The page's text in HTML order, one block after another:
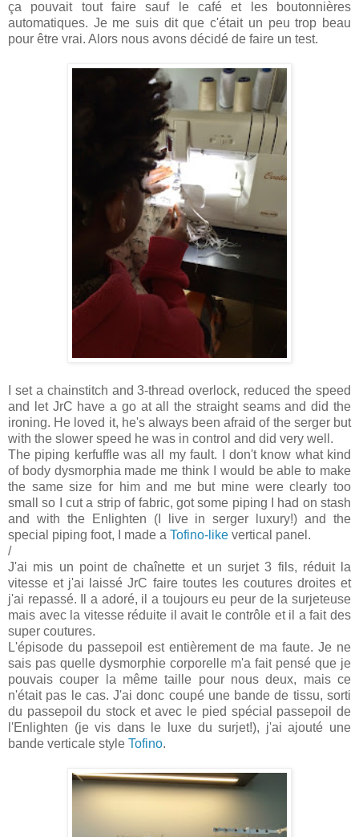
ça pouvait tout faire sauf le café et les boutonnières
automatiques. Je me suis dit que c'était un peu trop beau
pour être vrai. Alors nous avons décidé de faire un test.
I set a chainstitch and 3-thread overlock, reduced the speed
and let JrC have a go at all the straight seams and did the
ironing. He loved it, he's always been afraid of the serger but
with the slower speed he was in control and did very well.
The piping kerfuffle was all my fault. I don't know what kind
of body dysmorphia made me think I would be able to make
the same size for him and me but mine were clearly too
small so I cut a strip of fabric, got some piping I had on stash
and with the Enlighten (I live in serger luxury!) and the
special piping foot, I made a Tofino-like vertical panel.
/
J'ai mis un point de chaînette et un surjet 3 fils, réduit la
vitesse et j'ai laissé JrC faire toutes les coutures droites et
j'ai repassé. Il a adoré, il a toujours eu peur de la surjeteuse
mais avec la vitesse réduite il avait le contrôle et il a fait des
super coutures.
L'épisode du passepoil est entièrement de ma faute. Je ne
sais pas quelle dysmorphie corporelle m'a fait pensé que je
pouvais couper la même taille pour nous deux, mais ce
n'était pas le cas. J'ai donc coupé une bande de tissu, sorti
du passepoil du stock et avec le pied spécial passepoil de
l'Enlighten (je vis dans le luxe du surjet!), j'ai ajouté une
bande verticale style Tofino.